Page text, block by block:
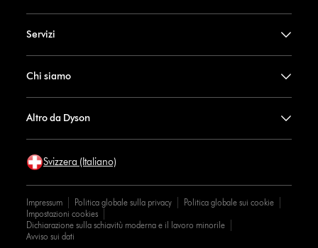
Servizi
Chi siamo
Altro da Dyson
Svizzera (Italiano)
Impressum Politica globale sulla privacy
Politica globale sui cookie
Impostazioni cookies
Dichiarazione sulla schiavitù moderna e il lavoro minorile
Avviso sui dati